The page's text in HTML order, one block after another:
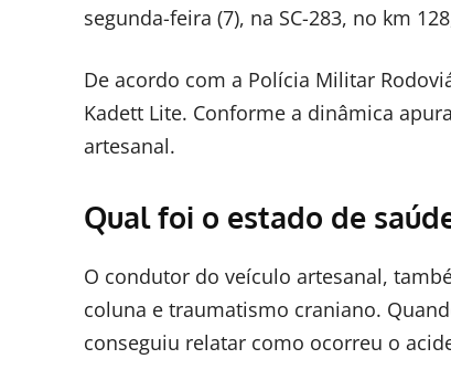
segunda-feira (7), na SC-283, no km
De acordo com a Polícia Militar
Kadett Lite. Conforme a dinâmica
artesanal.
Qual foi o estado de
O condutor do veículo artesanal,
coluna e traumatismo craniano.
conseguiu relatar como ocorreu o